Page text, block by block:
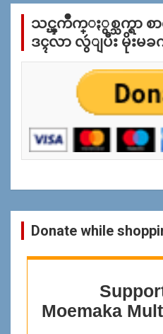
န္
သင္ၾကိဳက္ႏွစ္သက္ရာ
ဒၚလာ လွဴျပီး မိုးမ
Donate while